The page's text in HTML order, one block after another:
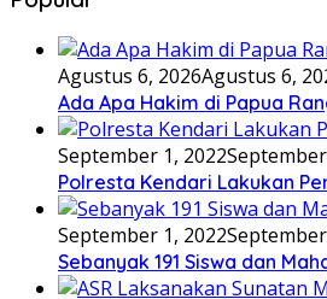
Agustus 6, 2026Agustus 6,
Ada Apa Hakim di Papua
September 1, 2022
Polresta Kendari Lakukan
September 1, 2022
Sebanyak 191 Siswa dan